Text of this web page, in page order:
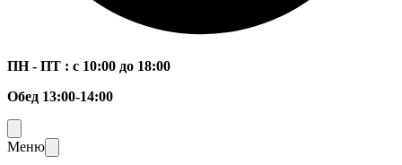
ПН - ПТ : с 10:00 до 18:00
Обед 13:00-14:00
Меню